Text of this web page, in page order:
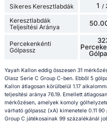
Sikeres Keresztlabdák 1 /
Keresztlabdák
Teljesítési Aránya
Percekenkénti
Gólpassz
Yayah Kallon eddig összesen 31
Olasz Serie C Group C-ben. Ebből 5
Kallon átlagosan körülbelül 1.17
teljesítési aránya 76.19. Emellett
mérkőzésen, amelyek komoly
várható gólpassz (xA) kimenetele 0.11
Group C játékosainak 99 százalékánál